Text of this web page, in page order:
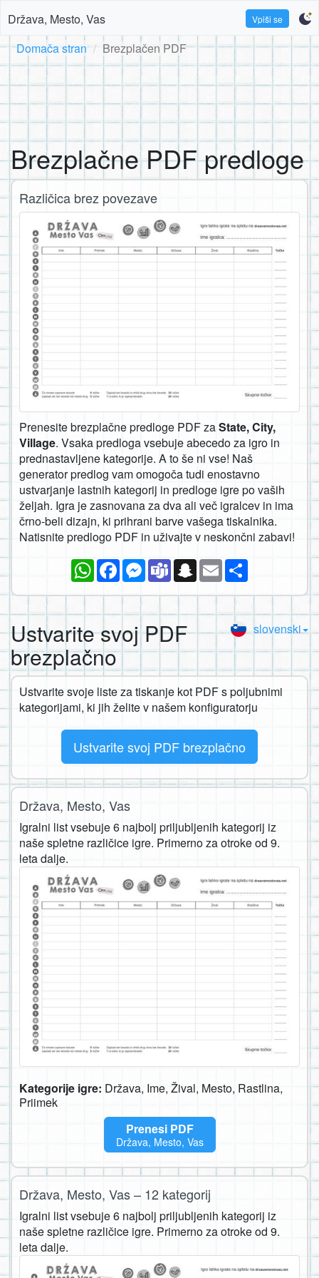
Država, Mesto, Vas Vpiši se
Domača stran Brezplačen PDF
Brezplačne PDF predloge
Različica brez povezave
Prenesite brezplačne predloge PDF zaState, City,
Village. Vsaka predloga vsebuje abecedo za igro in
prednastavljene kategorije. A to še ni vse! Naš
generator predlog vam omogoča tudi enostavno
ustvarjanje lastnih kategorij in predloge igre po vaših
željah. Igra je zasnovana za dva ali več igralcev in ima
črno-beli dizajn, ki prihrani barve vašega tiskalnika.
Natisnite predlogo PDF in uživajte v neskončni zabavi!
WhatsAppFacebookMessenger
TeamsSnapchat
Email
Ustvarite svoj PDF
brezplačno
slovenski
Ustvarite svoje liste za tiskanje kot PDF s poljubnimi
kategorijami, ki jih želite v našem konfiguratorju
Ustvarite svoj PDF brezplačno
Država, Mesto, Vas
Igralni list vsebuje 6 najbolj priljubljenih kategorij iz
naše spletne različice igre. Primerno za otroke od 9.
leta dalje.
Kategorije igre: Država, Ime, Žival, Mesto, Rastlina,
Priimek
Prenesi PDF
Država, Mesto, Vas
Država, Mesto, Vas – 12 kategorij
Igralni list vsebuje 6 najbolj priljubljenih kategorij iz
naše spletne različice igre. Primerno za otroke od 9.
leta dalje.